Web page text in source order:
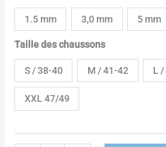
1.5 mm 3,0 mm 5 mm
Taille des chaussons
S / 38-40 M / 41-42 L
XXL 47/49